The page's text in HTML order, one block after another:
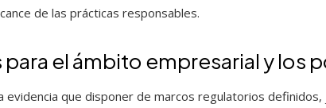
de las prácticas responsables.
el ámbito empresarial y los
evidencia que disponer de marcos regulatorios